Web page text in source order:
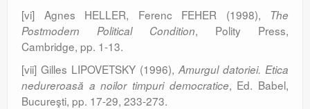
[vi] Agnes HELLER, Ferenc FEHER (1998), The
Postmodern Political Condition, Polity Press,
Cambridge, pp. 1-13.
[vii] Gilles LIPOVETSKY (1996), Amurgul datoriei. Etica
nedureroasă a noilor timpuri democratice, Ed. Babel,
Bucureşti, pp. 17-29, 233-273.